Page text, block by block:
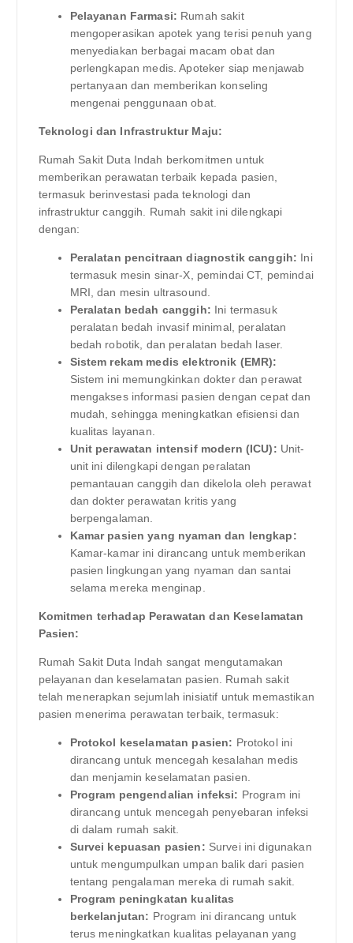
Pelayanan Farmasi: Rumah sakit
mengoperasikan apotek yang terisi penuh yang
menyediakan berbagai macam obat dan
perlengkapan medis. Apoteker siap menjawab
pertanyaan dan memberikan konseling
mengenai penggunaan obat.
Teknologi dan Infrastruktur Maju:
Rumah Sakit Duta Indah berkomitmen untuk
memberikan perawatan terbaik kepada pasien,
termasuk berinvestasi pada teknologi dan
infrastruktur canggih. Rumah sakit ini dilengkapi
dengan:
Peralatan pencitraan diagnostik canggih: Ini
termasuk mesin sinar-X, pemindai CT, pemindai
MRI, dan mesin ultrasound.
Peralatan bedah canggih: Ini termasuk
peralatan bedah invasif minimal, peralatan
bedah robotik, dan peralatan bedah laser.
Sistem rekam medis elektronik (EMR):
Sistem ini memungkinkan dokter dan perawat
mengakses informasi pasien dengan cepat dan
mudah, sehingga meningkatkan efisiensi dan
kualitas layanan.
Unit perawatan intensif modern (ICU): Unit-
unit ini dilengkapi dengan peralatan
pemantauan canggih dan dikelola oleh perawat
dan dokter perawatan kritis yang
berpengalaman.
Kamar pasien yang nyaman dan lengkap:
Kamar-kamar ini dirancang untuk memberikan
pasien lingkungan yang nyaman dan santai
selama mereka menginap.
Komitmen terhadap Perawatan dan Keselamatan
Pasien:
Rumah Sakit Duta Indah sangat mengutamakan
pelayanan dan keselamatan pasien. Rumah sakit
telah menerapkan sejumlah inisiatif untuk memastikan
pasien menerima perawatan terbaik, termasuk:
Protokol keselamatan pasien: Protokol ini
dirancang untuk mencegah kesalahan medis
dan menjamin keselamatan pasien.
Program pengendalian infeksi: Program ini
dirancang untuk mencegah penyebaran infeksi
di dalam rumah sakit.
Survei kepuasan pasien: Survei ini digunakan
untuk mengumpulkan umpan balik dari pasien
tentang pengalaman mereka di rumah sakit.
Program peningkatan kualitas
berkelanjutan: Program ini dirancang untuk
terus meningkatkan kualitas pelayanan yang